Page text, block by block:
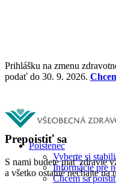
Prihlášku na zmenu
podať do 30. 9. 2026.
Poistenec
Vyberte si
Informácie pre
Chcem sa
Prepoistiť sa
S nami budete mať zdravie
a všetko ostatné nechajte na